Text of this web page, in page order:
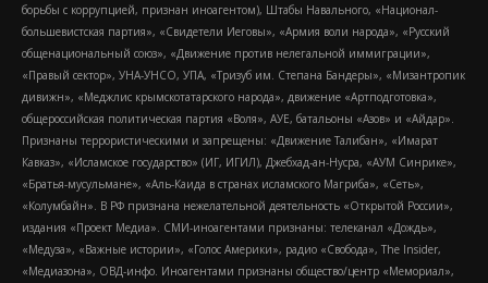
борьбы с коррупцией, признан иноагентом), Штабы Навального, «Национал-
большевистская партия», «Свидетели Иеговы», «Армия воли народа», «Русский
общенациональный союз», «Движение против нелегальной иммиграции»,
«Правый сектор», УНА-УНСО, УПА, «Тризуб им. Степана Бандеры», «Мизантропик
дивижн», «Меджлис крымскотатарского народа», движение «Артподготовка»,
общероссийская политическая партия «Воля», АУЕ, батальоны «Азов» и «Айдар».
Признаны террористическими и запрещены: «Движение Талибан», «Имарат
Кавказ», «Исламское государство» (ИГ, ИГИЛ), Джебхад-ан-Нусра, «АУМ Синрике»,
«Братья-мусульмане», «Аль-Каида в странах исламского Магриба», «Сеть»,
«Колумбайн». В РФ признана нежелательной деятельность «Открытой России»,
издания «Проект Медиа». СМИ-иноагентами признаны: телеканал «Дождь»,
«Медуза», «Важные истории», «Голос Америки», радио «Свобода», The Insider,
«Медиазона», ОВД-инфо. Иноагентами признаны общество/центр «Мемориал»,